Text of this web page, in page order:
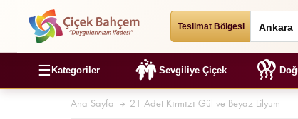
Teslimat Bölgesi
☰ Kategoriler Sevgiliye Çiçek
Ana Sayfa 21 Adet Kırmızı Gül ve Beyaz Lilyum